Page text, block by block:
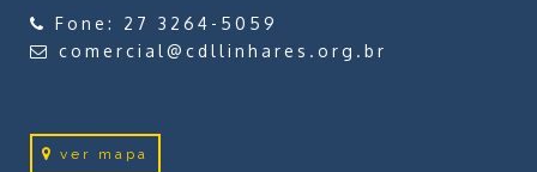
Fone: 27 3264-5059
comercial@cdllinhares.org.br
ver mapa